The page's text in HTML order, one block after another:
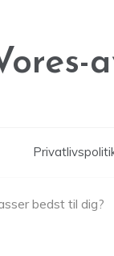
bedst til dig?